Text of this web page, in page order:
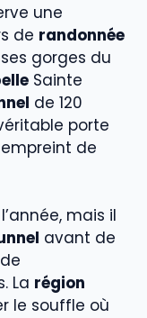
une
de randonnée
gorges du
Sainte
de 120
porte
empreint de
mais il
avant de
La région
le souffle où